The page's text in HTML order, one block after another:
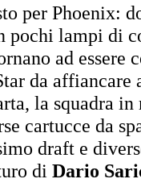
per Phoenix:
pochi lampi di
ad essere
da affiancare
la squadra in
cartucce da
draft e
di Dario